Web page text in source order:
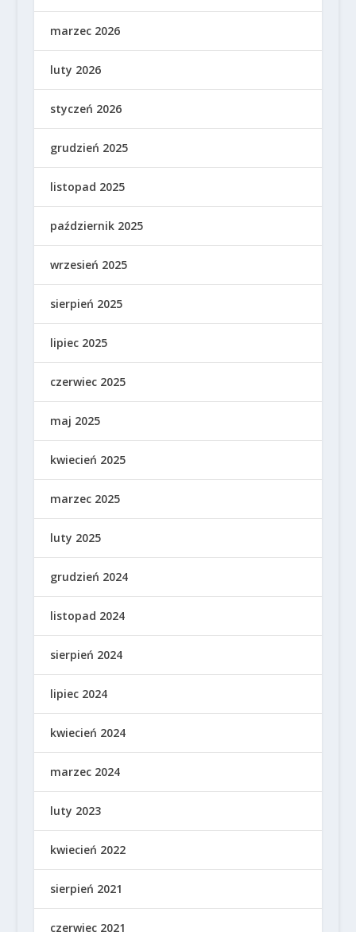
marzec 2026
luty 2026
styczeń 2026
grudzień 2025
listopad 2025
październik 2025
wrzesień 2025
sierpień 2025
lipiec 2025
czerwiec 2025
maj 2025
kwiecień 2025
marzec 2025
luty 2025
grudzień 2024
listopad 2024
sierpień 2024
lipiec 2024
kwiecień 2024
marzec 2024
luty 2023
kwiecień 2022
sierpień 2021
czerwiec 2021